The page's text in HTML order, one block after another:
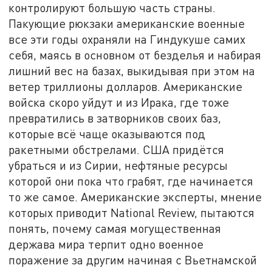
контролируют большую часть страны.
Пакующие рюкзаки американские военные
все эти годы охраняли на Гиндукуше самих
себя, маясь в основном от безделья и набирая
лишний вес на базах, выкидывая при этом на
ветер триллионы долларов. Американские
войска скоро уйдут и из Ирака, где тоже
превратились в затворников своих баз,
которые всё чаще оказываются под
ракетными обстрелами. США придётся
убраться и из Сирии, нефтяные ресурсы
которой они пока что грабят, где начинается
то же самое. Американские эксперты, мнение
которых приводит National Review, пытаются
понять, почему самая могущественная
держава мира терпит одно военное
поражение за другим начиная с Вьетнамской